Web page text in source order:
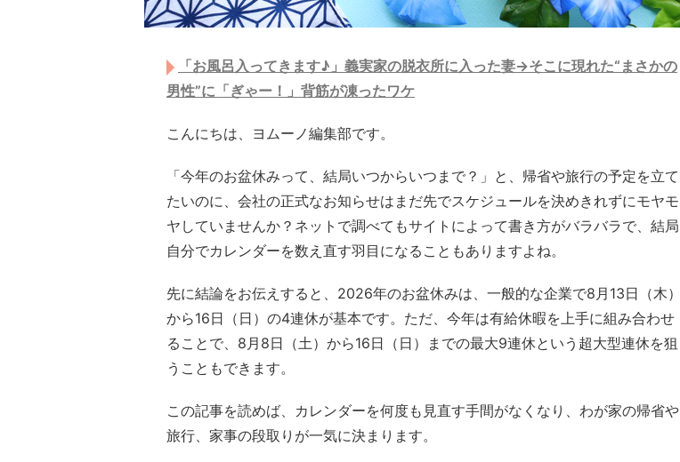
「お風呂入ってきます♪」義実家の脱衣所に入った妻→そこに現れた“まさかの
男性”に「ぎゃー！」背筋が凍ったワケ
こんにちは、ヨムーノ編集部です。
「今年のお盆休みって、結局いつからいつまで？」と、帰省や旅行の予定を立て
たいのに、会社の正式なお知らせはまだ先でスケジュールを決めきれずにモヤモ
ヤしていませんか？ネットで調べてもサイトによって書き方がバラバラで、結局
自分でカレンダーを数え直す羽目になることもありますよね。
先に結論をお伝えすると、2026年のお盆休みは、一般的な企業で8月13日（木）
から16日（日）の4連休が基本です。ただ、今年は有給休暇を上手に組み合わせ
ることで、8月8日（土）から16日（日）までの最大9連休という超大型連休を狙
うこともできます。
この記事を読めば、カレンダーを何度も見直す手間がなくなり、わが家の帰省や
旅行、家事の段取りが一気に決まります。